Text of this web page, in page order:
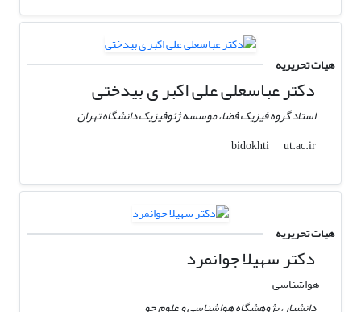
هیات تحریریه
دکتر عباسعلی علی اکبر ی بیدختی
استاد گروه فیزیک فضا، موسسه ژئوفیزیک دانشگاه تهران
bidokhti
ut.ac.ir
هیات تحریریه
دکتر سهیلا جوانمرد
هواشناسی
دانشیار، پژوهشگاه هواشناسی و علوم جو